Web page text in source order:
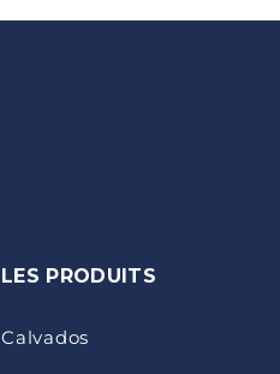
LES PRODUITS
Calvados